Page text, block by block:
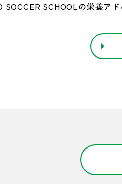
SOCCER SCHOOLの栄養ア